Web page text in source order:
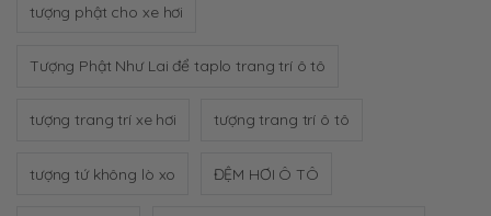
tượng phật cho xe hơi
Tượng Phật Như Lai để taplo trang trí ô tô
tượng trang trí xe hơi tượng trang trí ô tô
tượng tứ không lò xo ĐỆM HƠI Ô TÔ